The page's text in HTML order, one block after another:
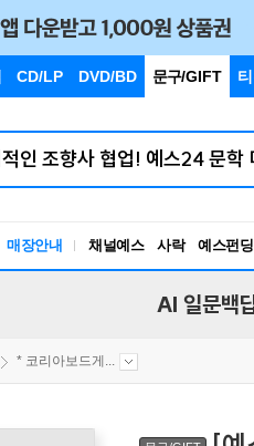
CD/LP DVD/BD 문구/GIFT
매장안내 채널예스 사락 예스펀딩
AI 일문백
* 코리아보드게...